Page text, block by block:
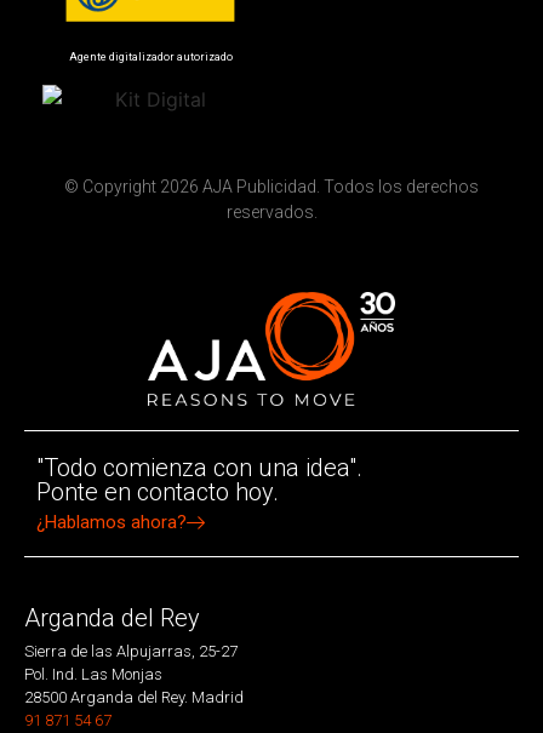
Agente digitalizador autorizado
© Copyright 2026 AJA Publicidad. Todos los derechos
reservados.
"Todo comienza con una idea".
Ponte en contacto hoy.
¿Hablamos ahora?
Arganda del Rey
Sierra de las Alpujarras, 25-27
Pol. Ind. Las Monjas
28500 Arganda del Rey. Madrid
91 871 54 67